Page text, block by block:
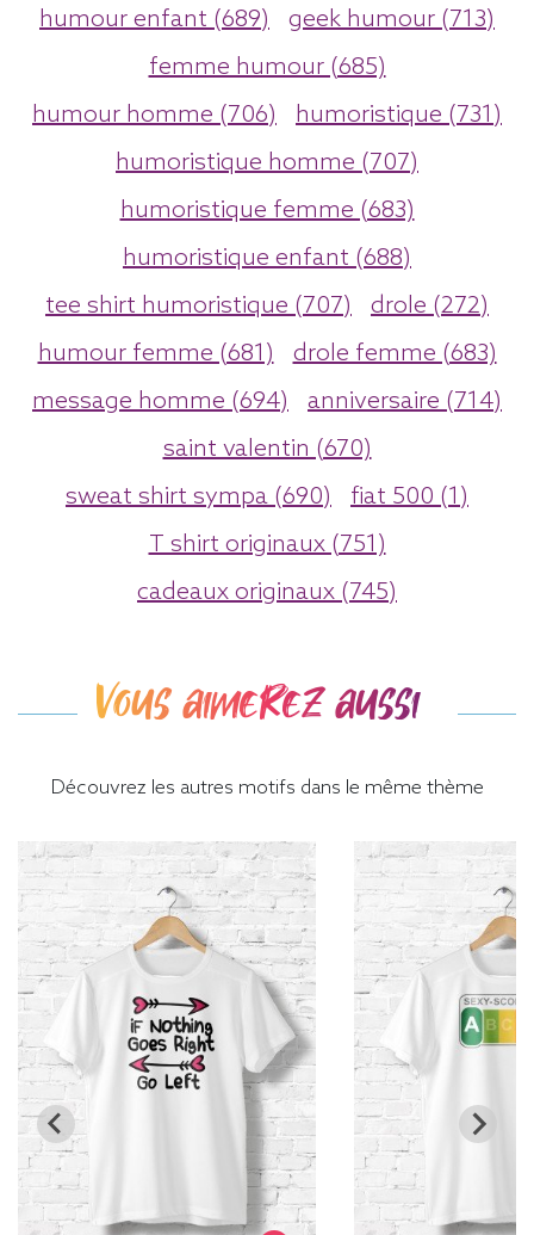
humour enfant (689)
geek humour (713)
femme humour (685)
humour homme (706)
humoristique (731)
humoristique homme (707)
humoristique femme (683)
humoristique enfant (688)
tee shirt humoristique (707)
drole (272)
humour femme (681)
drole femme (683)
message homme (694)
anniversaire (714)
saint valentin (670)
sweat shirt sympa (690)
fiat 500 (1)
T shirt originaux (751)
cadeaux originaux (745)
Vous aimerez aussi
Découvrez les autres motifs dans le même thème